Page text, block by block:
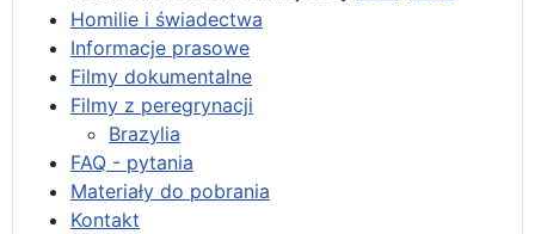
Homilie i świadectwa
Informacje prasowe
Filmy dokumentalne
Filmy z peregrynacji
Brazylia
FAQ - pytania
Materiały do pobrania
Kontakt